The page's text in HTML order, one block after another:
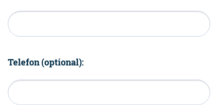
Telefon (optional):